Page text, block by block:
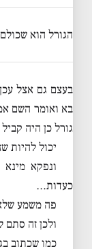
הגורל הוא
בעצם גם אצל
בא ואומר השם
גורל כן היה
יכול להיות
ונפקא
כעדות…
פה משמע
ולכן זה סתם
כמו שכתוב